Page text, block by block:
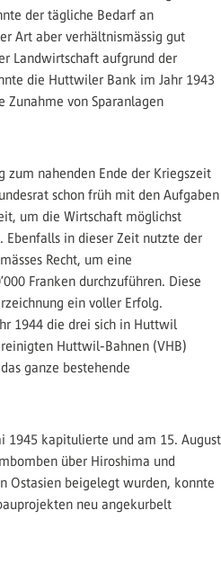
der tägliche Bedarf an
Art aber verhältnismässig gut
Landwirtschaft aufgrund der
die Huttwiler Bank im Jahr 1943
Zunahme von Sparanlagen
zum nahenden Ende der Kriegszeit
schon früh mit den Aufgaben
um die Wirtschaft möglichst
in dieser Zeit nutzte der
Recht, um eine
Franken durchzuführen. Diese
ein voller Erfolg.
1944 die drei sich in Huttwil
Huttwil-Bahnen (VHB)
ganze bestehende
1945 kapitulierte und am 15. August
über Hiroshima und
Ostasien beigelegt wurden, konnte
neu angekurbelt